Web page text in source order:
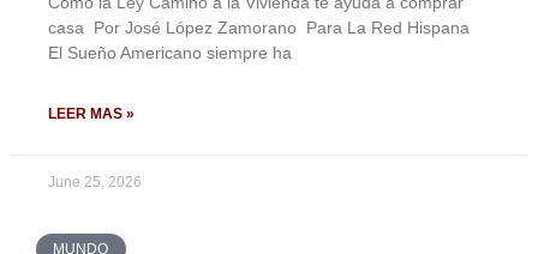
casa Por José López Zamorano Para La Red Hispana
El Sueño Americano siempre ha
LEER MAS »
June 25, 2026
MUNDO